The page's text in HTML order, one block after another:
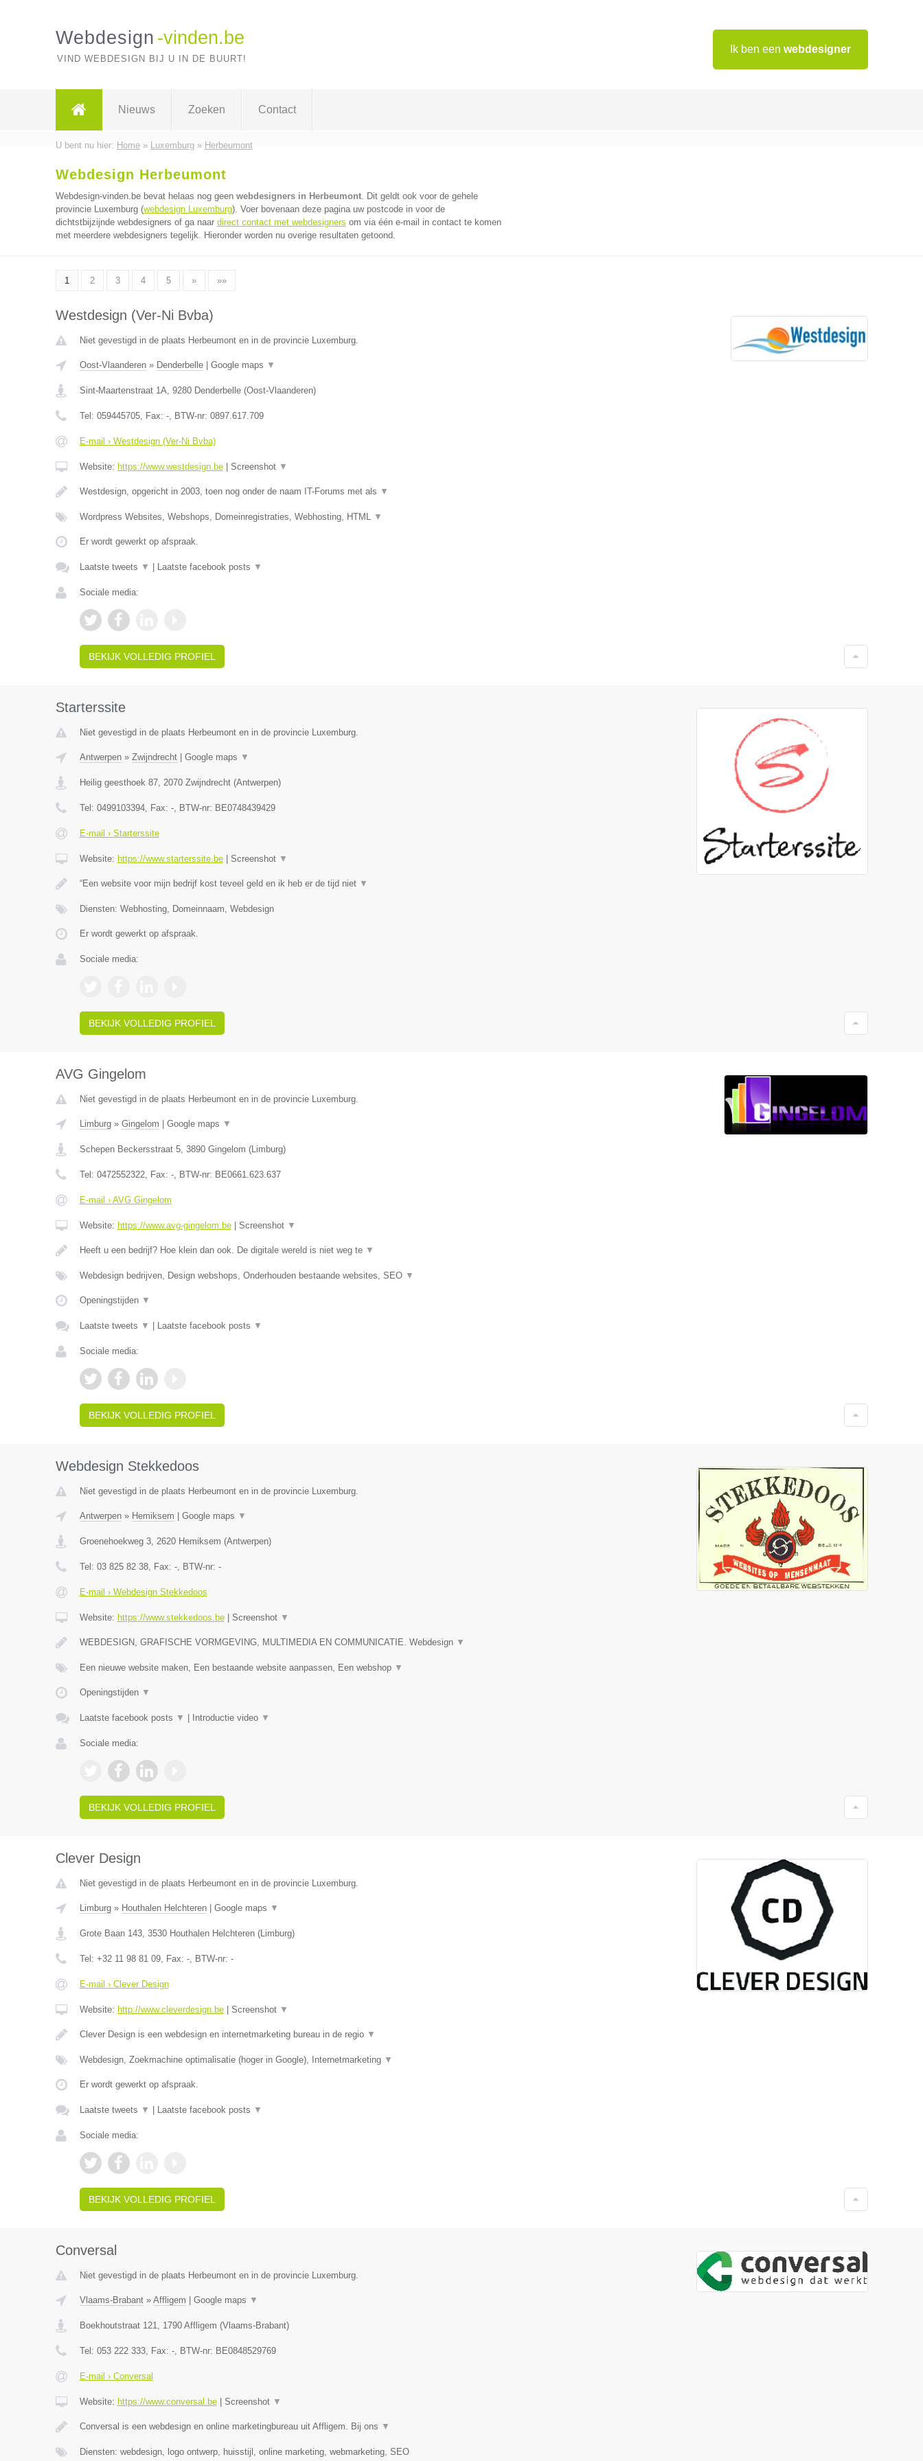
Ik ben een webdesigner
Webdesign -vinden.be
VIND WEBDESIGN BIJ U IN DE BUURT!
Nieuws Zoeken Contact
U bent nu hier: Home» Luxemburg» Herbeumont
Webdesign Herbeumont
Webdesign-vinden.be bevat helaas nog geen webdesigners in Herbeumont. Dit geldt ook voor de gehele
provincie Luxemburg (webdesign Luxemburg). Voer bovenaan deze pagina uw postcode in voor de
dichtstbijzijnde webdesigners of ga naar direct contact met webdesigners om via één e-mail in contact te komen
met meerdere webdesigners tegelijk. Hieronder worden nu overige resultaten getoond.
1 2 3 4 5 » »»
Westdesign (Ver-Ni Bvba)
Niet gevestigd in de plaats Herbeumont en in de provincie Luxemburg.
Oost-Vlaanderen» Denderbelle| Google maps ▼
Sint-Maartenstraat 1A, 9280 Denderbelle(Oost-Vlaanderen)
Tel: 059445705, Fax: -, BTW-nr: 0897.617.709
E-mail › Westdesign (Ver-Ni Bvba)
Website: https://www.westdesign.be| Screenshot ▼
Westdesign, opgericht in 2003, toen nog onder de naam IT-Forums met als ▼
Wordpress Websites, Webshops, Domeinregistraties, Webhosting, HTML ▼
Er wordt gewerkt op afspraak.
Laatste tweets ▼ Laatste facebook posts ▼
Sociale media:
BEKIJK VOLLEDIG PROFIEL
Starterssite
Niet gevestigd in de plaats Herbeumont en in de provincie Luxemburg.
Antwerpen» Zwijndrecht| Google maps ▼
Heilig geesthoek 87, 2070 Zwijndrecht(Antwerpen)
Tel: 0499103394, Fax: -, BTW-nr: BE0748439429
E-mail › Starterssite
Website: https://www.starterssite.be| Screenshot ▼
“Een website voor mijn bedrijf kost teveel geld en ik heb er de tijd niet ▼
Diensten: Webhosting, Domeinnaam, Webdesign
Er wordt gewerkt op afspraak.
Sociale media:
BEKIJK VOLLEDIG PROFIEL
AVG Gingelom
Niet gevestigd in de plaats Herbeumont en in de provincie Luxemburg.
Limburg» Gingelom Google maps ▼
Schepen Beckersstraat 5, 3890 Gingelom (Limburg)
Tel: 0472552322, Fax: -, BTW-nr: BE0661.623.637
E-mail › AVG Gingelom
Website: https://www.avg-gingelom.be| Screenshot ▼
Heeft u een bedrijf? Hoe klein dan ook. De digitale wereld is niet weg te ▼
Webdesign bedrijven, Design webshops, Onderhouden bestaande websites, SEO ▼
Openingstijden ▼
Laatste tweets ▼ Laatste facebook posts ▼
Sociale media:
BEKIJK VOLLEDIG PROFIEL
Webdesign Stekkedoos
Niet gevestigd in de plaats Herbeumont en in de provincie Luxemburg.
Antwerpen» Hemiksem Google maps ▼
Groenehoekweg 3, 2620 Hemiksem (Antwerpen)
Tel: 03 825 82 38, Fax: -, BTW-nr: -
E-mail › Webdesign Stekkedoos
Website: https://www.stekkedoos.be| Screenshot ▼
WEBDESIGN, GRAFISCHE VORMGEVING, MULTIMEDIA EN COMMUNICATIE. Webdesign ▼
Een nieuwe website maken, Een bestaande website aanpassen, Een webshop ▼
Openingstijden ▼
Laatste facebook posts ▼ Introductie video ▼
Sociale media:
BEKIJK VOLLEDIG PROFIEL
Clever Design
Niet gevestigd in de plaats Herbeumont en in de provincie Luxemburg.
Limburg» Houthalen Helchteren| Google maps ▼
Grote Baan 143, 3530 Houthalen Helchteren(Limburg)
Tel: +32 11 98 81 09, Fax: -, BTW-nr: -
E-mail › Clever Design
Website: http://www.cleverdesign.be| Screenshot ▼
Clever Design is een webdesign en internetmarketing bureau in de regio ▼
Webdesign, Zoekmachine optimalisatie (hoger in Google), Internetmarketing ▼
Er wordt gewerkt op afspraak.
Laatste tweets ▼ Laatste facebook posts ▼
Sociale media:
BEKIJK VOLLEDIG PROFIEL
Conversal
Niet gevestigd in de plaats Herbeumont en in de provincie Luxemburg.
Vlaams-Brabant» Affligem Google maps ▼
Boekhoutstraat 121, 1790 Affligem (Vlaams-Brabant)
Tel: 053 222 333, Fax: -, BTW-nr: BE0848529769
E-mail › Conversal
Website: https://www.conversal.be| Screenshot ▼
Conversal is een webdesign en online marketingbureau uit Affligem. Bij ons ▼
Diensten: webdesign, logo ontwerp, huisstijl, online marketing, webmarketing, SEO